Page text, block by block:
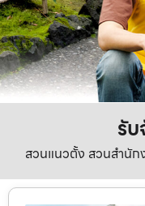
รั
สวนแนวตั้ง สวนสำนัก